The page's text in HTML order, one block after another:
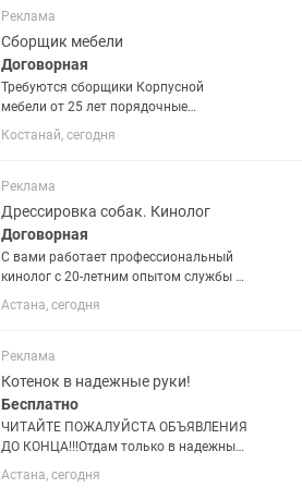
выручки....
Реклама
Сборщик мебели
Договорная
Требуются сборщики Корпусной
мебели от 25 лет порядочные
пунктуальные , высокий объем заказов
, своевременная заработная плата
г.Тобыл улица Семина 11 «Шакира»...
Костанай, сегодня
Реклама
Дрессировка собак. Кинолог
Договорная
С вами работает профессиональный
кинолог с 20-летним опытом службы в
кинологических подразделениях.
Имеются дипломы и сертификаты
чтобы ваша собака слушалась с...
Астана, сегодня
Реклама
Котенок в надежные руки!
Бесплатно
ЧИТАЙТЕ ПОЖАЛУЙСТА ОБЪЯВЛЕНИЯ
ДО КОНЦА!!!Отдам только в надежные
добрые руки! возраст 5
Астана, сегодня